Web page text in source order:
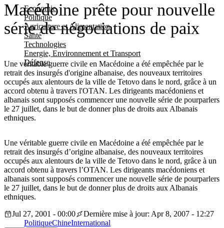
Economie
Politique
Agriculture et Alimentation
Santé
Technologies
Energie, Environnement et Transport
Défense
Macédoine prête pour nouvelle
série de négociations de paix
Une véritable guerre civile en Macédoine a été empêchée par le
retrait des insurgés d'origine albanaise, des nouveaux territoires
occupés aux alentours de la ville de Tetovo dans le nord, grâce à un
accord obtenu à travers l'OTAN. Les dirigeants macédoniens et
albanais sont supposés commencer une nouvelle série de pourparlers
le 27 juillet, dans le but de donner plus de droits aux Albanais
ethniques.
Une véritable guerre civile en Macédoine a été empêchée par le
retrait des insurgés d’origine albanaise, des nouveaux territoires
occupés aux alentours de la ville de Tetovo dans le nord, grâce à un
accord obtenu à travers l’OTAN. Les dirigeants macédoniens et
albanais sont supposés commencer une nouvelle série de pourparlers
le 27 juillet, dans le but de donner plus de droits aux Albanais
ethniques.
Jul 27, 2001 - 00:00
Dernière mise à jour: Apr 8, 2007 - 12:27
PolitiqueChineInternational